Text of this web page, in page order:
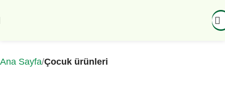
Ana Sayfa Çocuk ürünleri